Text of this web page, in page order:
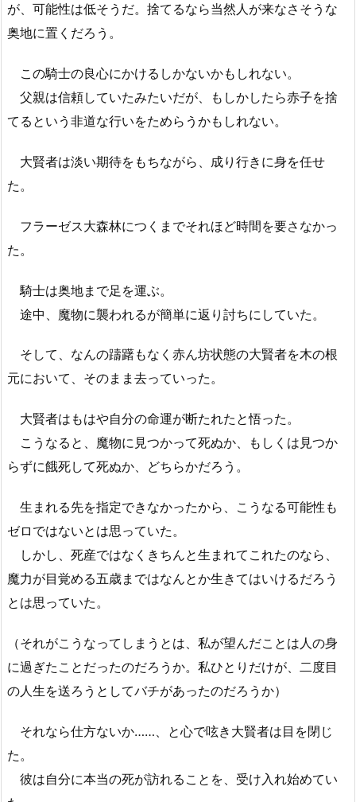
が、可能性は低そうだ。捨てるなら当然人が来なさそうな
奥地に置くだろう。
この騎士の良心にかけるしかないかもしれない。
父親は信頼していたみたいだが、もしかしたら赤子を捨
てるという非道な行いをためらうかもしれない。
大賢者は淡い期待をもちながら、成り行きに身を任せ
た。
フラーゼス大森林につくまでそれほど時間を要さなかっ
た。
騎士は奥地まで足を運ぶ。
途中、魔物に襲われるが簡単に返り討ちにしていた。
そして、なんの躊躇もなく赤ん坊状態の大賢者を木の根
元において、そのまま去っていった。
大賢者はもはや自分の命運が断たれたと悟った。
こうなると、魔物に見つかって死ぬか、もしくは見つか
らずに餓死して死ぬか、どちらかだろう。
生まれる先を指定できなかったから、こうなる可能性も
ゼロではないとは思っていた。
しかし、死産ではなくきちんと生まれてこれたのなら、
魔力が目覚める五歳まではなんとか生きてはいけるだろう
とは思っていた。
（それがこうなってしまうとは、私が望んだことは人の身
に過ぎたことだったのだろうか。私ひとりだけが、二度目
の人生を送ろうとしてバチがあったのだろうか）
それなら仕方ないか……、と心で呟き大賢者は目を閉じ
た。
彼は自分に本当の死が訪れることを、受け入れ始めてい